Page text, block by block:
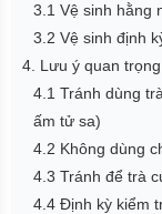
3.1 Vệ sinh hằng
3.2 Vệ sinh định
4. Lưu ý quan
4.1 Tránh dùng
ấm tử sa)
4.2 Không dùng
4.3 Tránh để trà
4.4 Định kỳ kiểm